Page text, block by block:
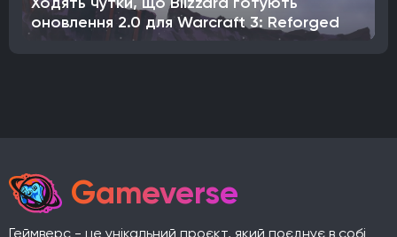
оновлення 2.0 для Warcraft 3: Reforged
Gameverse
Геймверс - це унікальний проєкт, який поєднує в собі